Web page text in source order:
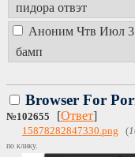
пидора отвэт
Аноним Чтв Июл
бамп
Browser For
№102655 [Ответ]
15878282847330.png (
по клику.